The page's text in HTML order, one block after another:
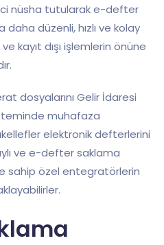
nüsha tutularak e-defter
düzenli, hızlı ve kolay
kayıt dışı işlemlerin önüne
dosyalarını Gelir İdaresi
muhafaza
elektronik defterlerini
ve e-defter saklama
sahip özel entegratörlerin